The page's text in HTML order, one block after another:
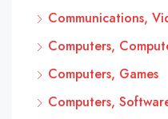
Communications,
Computers,
Computers, Games
Computers,